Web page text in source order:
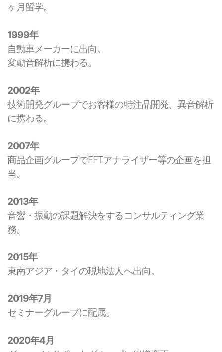
ヶ月留学。
1999年
自動車メーカーに出向。
変動音解析に携わる。
2002年
技術開発グループでお客様の特注品開発、異音解析
に携わる。
2007年
商品企画グループでFFTアナライザー等の企画を担
当。
2013年
音響・振動の課題解決をするコンサルティング業
務。
2015年
東南アジア・タイの現地法人へ出向。
2019年7月
セミナーグループに配属。
2020年4月